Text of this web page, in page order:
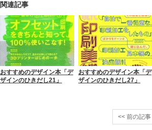
関連記事
おすすめのデザイン本「デ
ザインのひきだし21」
おすすめのデザイン本「デ
ザインのひきだし27」
<< 前の記事